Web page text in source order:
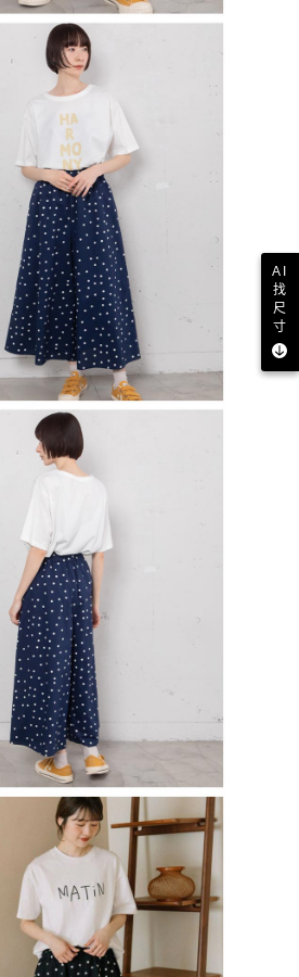
AI
找
尺
寸